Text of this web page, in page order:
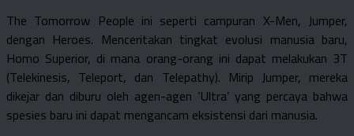
The Tomorrow People ini seperti campuran X-Men, Jumper,
dengan Heroes. Menceritakan tingkat evolusi manusia baru,
Homo Superior, di mana orang-orang ini dapat melakukan 3T
(Telekinesis, Teleport, dan Telepathy). Mirip Jumper, mereka
dikejar dan diburu oleh agen-agen ‘Ultra’ yang percaya bahwa
spesies baru ini dapat mengancam eksistensi dari manusia.